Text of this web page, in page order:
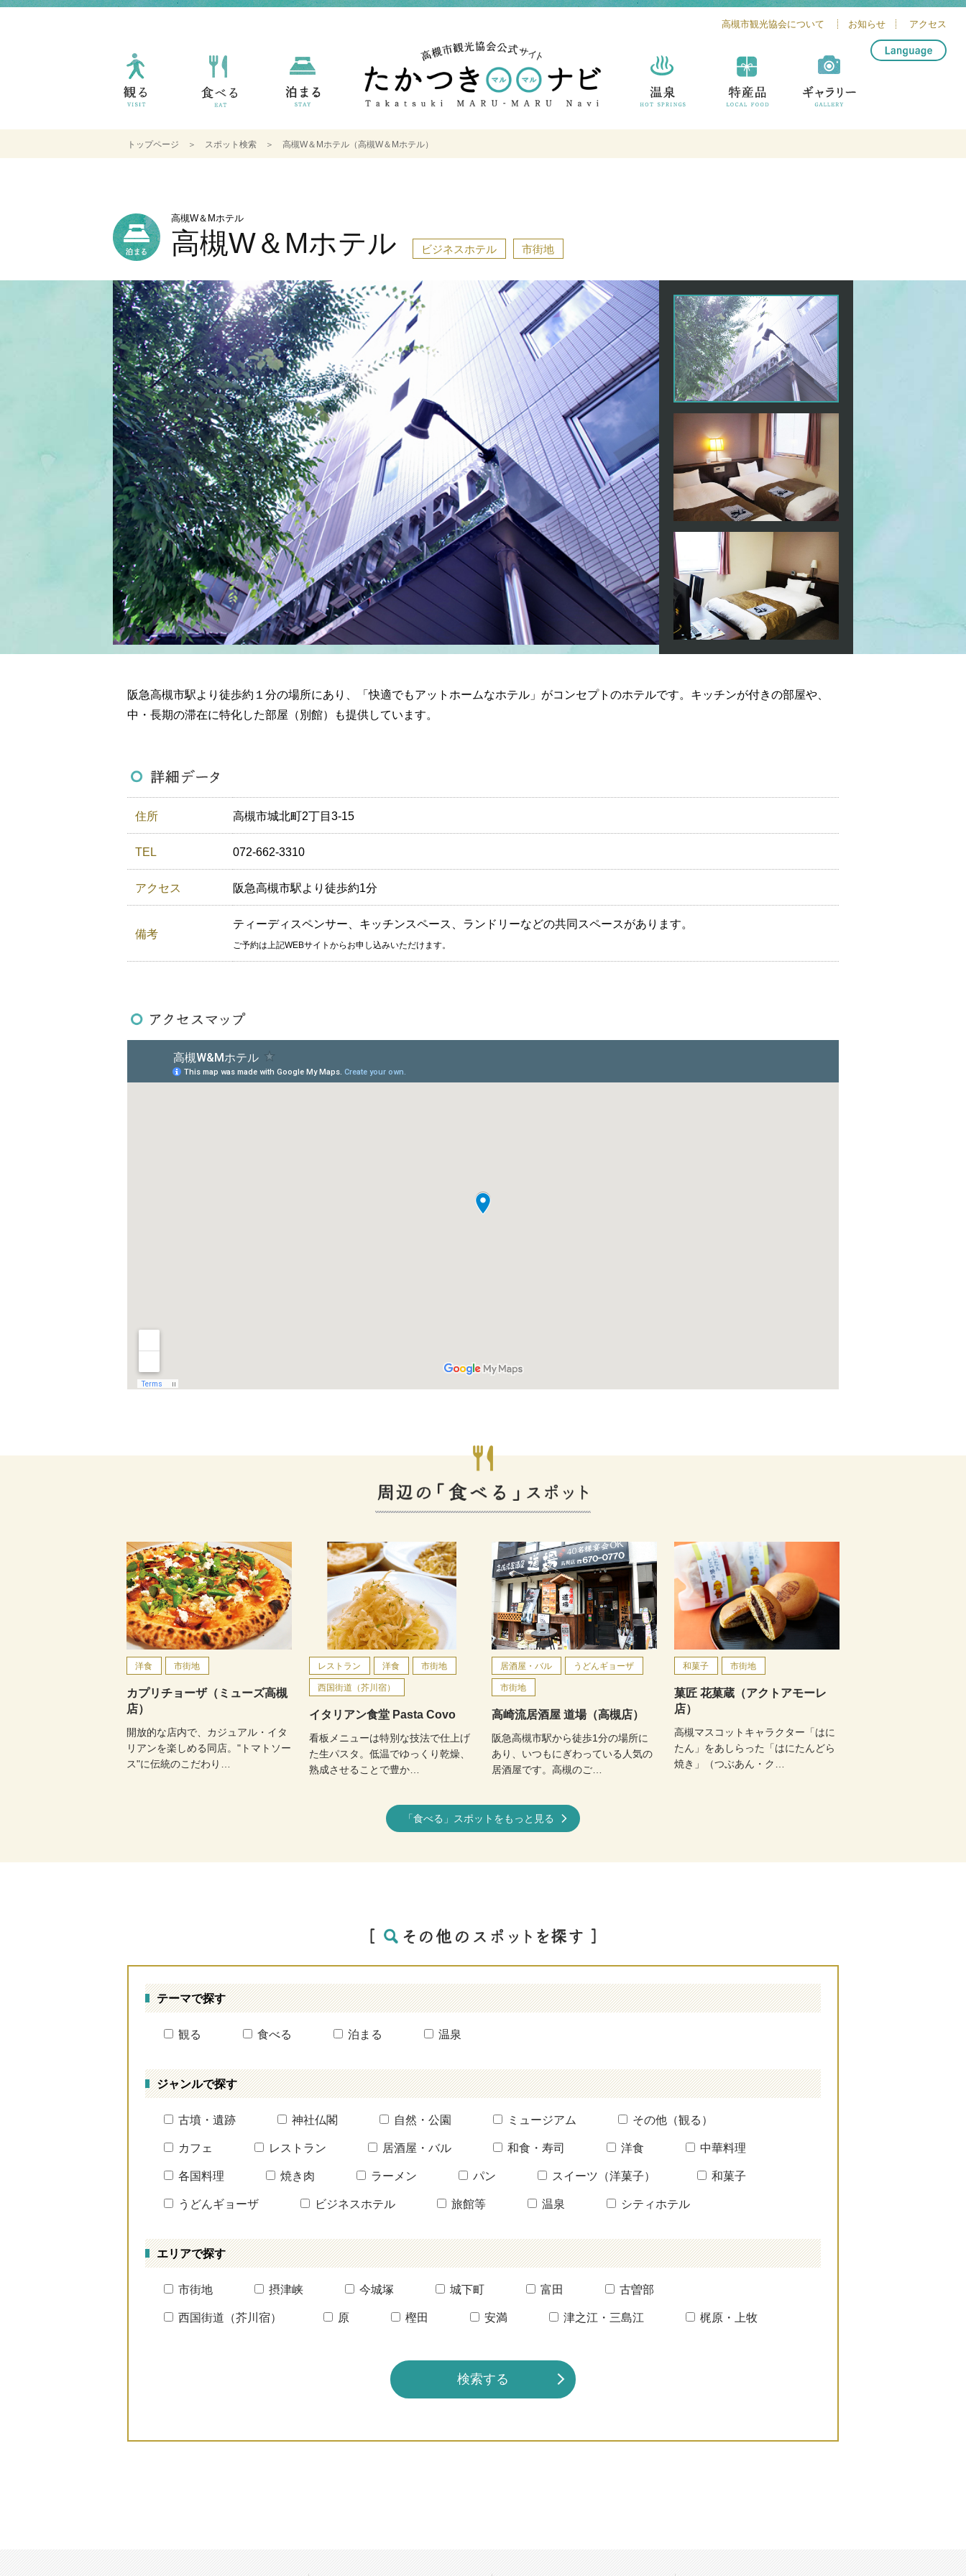
高槻市観光協会について お知らせ アクセス
トップページ ＞ スポット検索 ＞ 高槻W＆Mホテル（高槻W＆Mホテル）
高槻W＆Mホテル
高槻W＆Mホテル ビジネスホテル 市街地
阪急高槻市駅より徒歩約１分の場所にあり、「快適でもアットホームなホテル」がコンセプトのホテルです。キッチンが付きの部屋や、
中・長期の滞在に特化した部屋（別館）も提供しています。
住所 高槻市城北町2丁目3-15
TEL 072-662-3310
アクセス 阪急高槻市駅より徒歩約1分
備考
ティーディスペンサー、キッチンスペース、ランドリーなどの共同スペースがあります。
ご予約は上記WEBサイトからお申し込みいただけます。
洋食 市街地
カプリチョーザ（ミューズ高槻
店）
開放的な店内で、カジュアル・イタ
リアンを楽しめる同店。"トマトソー
ス"に伝統のこだわり…
レストラン 洋食 市街地
西国街道（芥川宿）
イタリアン食堂 Pasta Covo
看板メニューは特別な技法で仕上げ
た生パスタ。低温でゆっくり乾燥、
熟成させることで豊か…
居酒屋・バル うどんギョーザ
市街地
高崎流居酒屋 道場（高槻店）
阪急高槻市駅から徒歩1分の場所に
あり、いつもにぎわっている人気の
居酒屋です。高槻のご…
和菓子 市街地
菓匠 花菓蔵（アクトアモーレ
店）
高槻マスコットキャラクター「はに
たん」をあしらった「はにたんどら
焼き」（つぶあん・ク…
「食べる」スポットをもっと見る
テーマで探す
観る 食べる 泊まる 温泉
ジャンルで探す
古墳・遺跡 神社仏閣 自然・公園 ミュージアム その他（観る）
カフェ レストラン 居酒屋・バル 和食・寿司 洋食 中華料理
各国料理 焼き肉 ラーメン パン スイーツ（洋菓子） 和菓子
うどんギョーザ ビジネスホテル 旅館等 温泉 シティホテル
エリアで探す
市街地 摂津峡 今城塚 城下町 富田 古曽部
西国街道（芥川宿） 原 樫田 安満 津之江・三島江 梶原・上牧
検索する